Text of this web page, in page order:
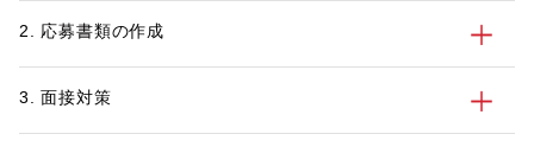
2. 応募書類の作成
3. 面接対策